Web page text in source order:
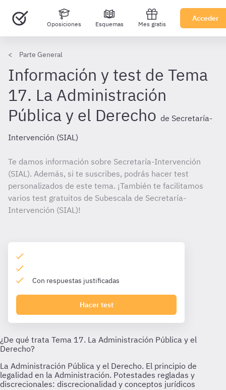
Oposiciones Esquemas Mes gratis
Acceder
Parte General
Información y test de Tema
17. La Administración
Pública y el Derecho de Secretaría-
Intervención (SIAL)
Te damos información sobre Secretaría-Intervención
(SIAL). Además, si te suscribes, podrás hacer test
personalizados de este tema. ¡También te facilitamos
varios test gratuitos de Subescala de Secretaría-
Intervención (SIAL)!
Con respuestas justificadas
Hacer test